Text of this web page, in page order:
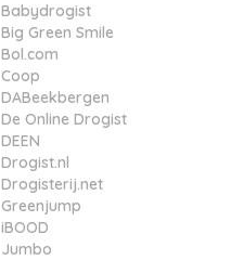
Babydrogist
Big Green Smile
Bol.com
Coop
DABeekbergen
De Online Drogist
DEEN
Drogist.nl
Drogisterij.net
Greenjump
iBOOD
Jumbo